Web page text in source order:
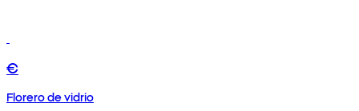
€
Florero de vidrio